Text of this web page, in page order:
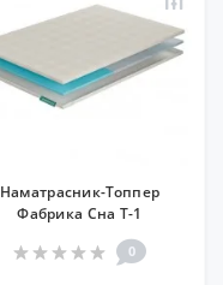
Наматрасник-Топпер
Фабрика Сна Т-1
0